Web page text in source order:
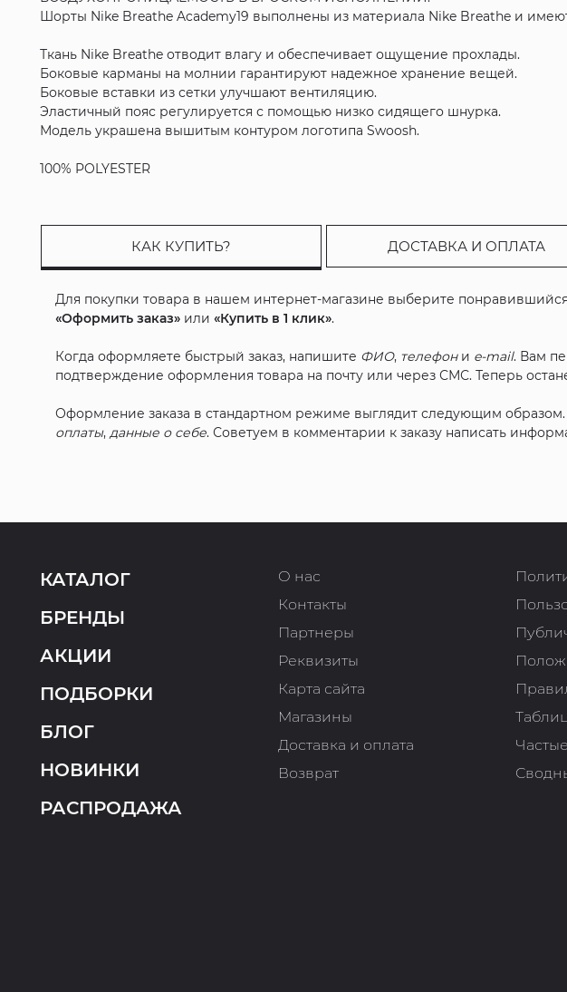
Шорты Nike Breathe Academy19 выполнены из материала Nike Breathe и
Ткань Nike Breathe отводит влагу и обеспечивает ощущение прохлады.
Боковые карманы на молнии гарантируют надежное хранение вещей.
Боковые вставки из сетки улучшают вентиляцию.
Эластичный пояс регулируется с помощью низко сидящего шнурка.
Модель украшена вышитым контуром логотипа Swoosh.
100% POLYESTER
КАК КУПИТЬ? ДОСТАВКА И ОПЛАТА
Для покупки товара в нашем интернет-магазине выберите
«Оформить заказ» или«Купить в 1 клик».
Когда оформляете быстрый заказ, напишите ФИО, телефони e-mail. Вам
подтверждение оформления товара на почту или через СМС. Теперь
Оформление заказа в стандартном режиме выглядит следующим
оплаты,данные о себе. Советуем в комментарии к заказу написать
КАТАЛОГ
БРЕНДЫ
АКЦИИ
ПОДБОРКИ
БЛОГ
НОВИНКИ
РАСПРОДАЖА
О нас
Контакты
Партнеры
Реквизиты
Карта сайта
Магазины
Доставка и оплата
Возврат